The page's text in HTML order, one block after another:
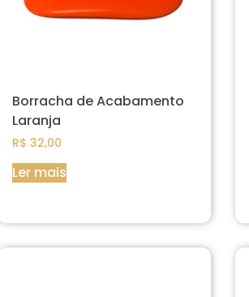
Borracha de Acabamento
Laranja
R$ 32,00
Ler mais